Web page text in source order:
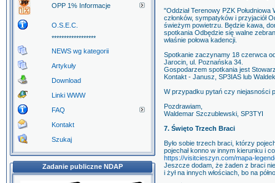
OPP 1% Informacje
O.S.E.C.
******************
NEWS wg kategorii
Artykuły
Download
Linki WWW
FAQ
Kontakt
Szukaj
Zadanie publiczne NDAP
"Oddział Terenowy PZK
członków, sympatyków i przyjaciół
świeżym powietrzu. Będzie kawa,
spotkania Odbędzie się walne
właśnie połowa kadencji.
Spotkanie zaczynamy 18 czerwca
Jarocin, ul. Poznańska 34.
Gospodarzem spotkania jest
Kontakt - Janusz, SP3IAS lub
W przypadku pytań czy niejasności
Pozdrawiam,
Waldemar Szczublewski, SP3TYI
7. Święto Trzech Braci
Było sobie trzech braci, którzy
pojechał konno w innym kierunku i
https://visitcieszyn.com/mapa-
Jeszcze dodam, że żaden z braci
i żył na innych włościach, bo na